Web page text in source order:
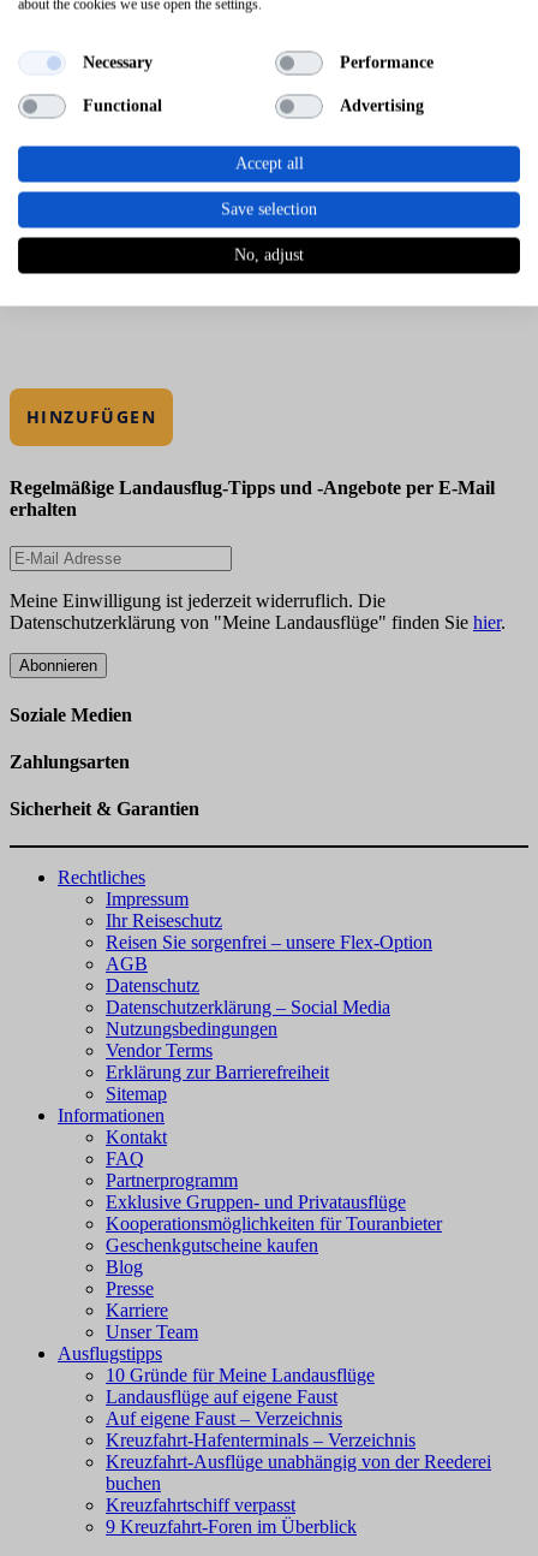
HINZUFÜGEN
Regelmäßige Landausflug-Tipps und -Angebote per E-Mail
erhalten
Meine Einwilligung ist jederzeit widerruflich. Die
Datenschutzerklärung von "Meine Landausflüge" finden Sie hier.
Abonnieren
Soziale Medien
Zahlungsarten
Sicherheit & Garantien
Rechtliches
Impressum
Ihr Reiseschutz
Reisen Sie sorgenfrei – unsere Flex-Option
AGB
Datenschutz
Datenschutzerklärung – Social Media
Nutzungsbedingungen
Vendor Terms
Erklärung zur Barrierefreiheit
Sitemap
Informationen
Kontakt
FAQ
Partnerprogramm
Exklusive Gruppen- und Privatausflüge
Kooperationsmöglichkeiten für Touranbieter
Geschenkgutscheine kaufen
Blog
Presse
Karriere
Unser Team
Ausflugstipps
10 Gründe für Meine Landausflüge
Landausflüge auf eigene Faust
Auf eigene Faust – Verzeichnis
Kreuzfahrt-Hafenterminals – Verzeichnis
Kreuzfahrt-Ausflüge unabhängig von der Reederei
buchen
Kreuzfahrtschiff verpasst
9 Kreuzfahrt-Foren im Überblick
about the cookies we use open the settings.
Necessary Performance
Functional Advertising
Accept all
Save selection
No, adjust